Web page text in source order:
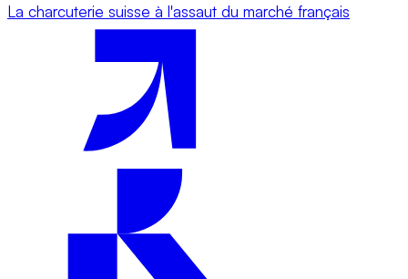
La charcuterie suisse à l'assaut du marché français